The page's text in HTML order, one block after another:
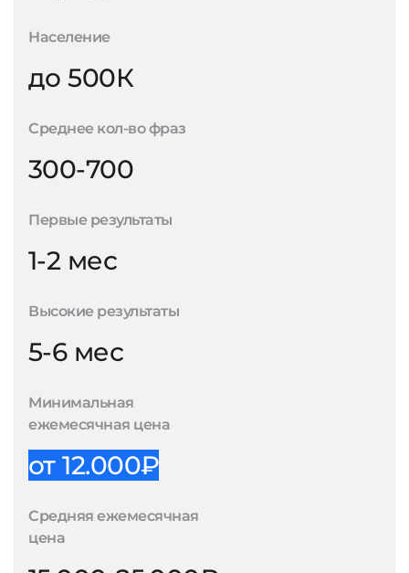
Население
до 500К
Среднее кол-во фраз
300-700
Первые результаты
1-2 мес
Высокие результаты
5-6 мес
Минимальная
ежемесячная цена
от 12.000₽
Средняя ежемесячная
цена